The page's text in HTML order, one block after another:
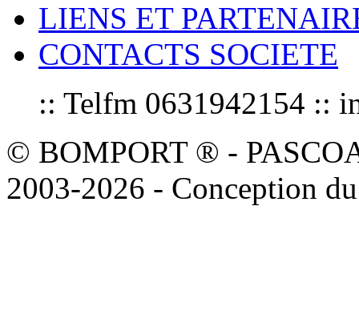
LIENS ET
CONTACTS SOCIETE
:: Telfm 0631942154 ::
© BOMPORT ® -
2003-2026 - Conception